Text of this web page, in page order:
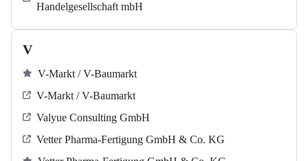
Handelgesellschaft mbH
V
V-Markt / V-Baumarkt
V-Markt / V-Baumarkt
Valyue Consulting GmbH
Vetter Pharma-Fertigung GmbH & Co. KG